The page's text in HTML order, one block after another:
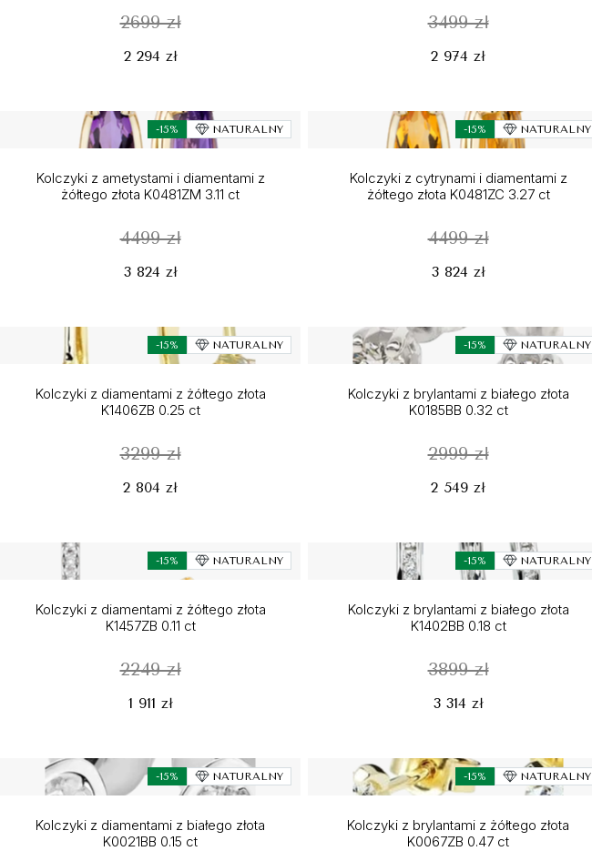
2699 zł
2 294 zł
3499 zł
2 974 zł
-15% NATURALNY
Kolczyki z ametystami i diamentami z
żółtego złota K0481ZM 3.11 ct
4499 zł
3 824 zł
-15% NATURALNY
Kolczyki z cytrynami i diamentami z
żółtego złota K0481ZC 3.27 ct
4499 zł
3 824 zł
-15% NATURALNY
Kolczyki z diamentami z żółtego złota
K1406ZB 0.25 ct
3299 zł
2 804 zł
-15% NATURALNY
Kolczyki z brylantami z białego złota
K0185BB 0.32 ct
2999 zł
2 549 zł
-15% NATURALNY
Kolczyki z diamentami z żółtego złota
K1457ZB 0.11 ct
2249 zł
1 911 zł
-15% NATURALNY
Kolczyki z brylantami z białego złota
K1402BB 0.18 ct
3899 zł
3 314 zł
-15% NATURALNY
Kolczyki z diamentami z białego złota
K0021BB 0.15 ct
-15% NATURALNY
Kolczyki z brylantami z żółtego złota
K0067ZB 0.47 ct